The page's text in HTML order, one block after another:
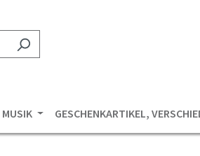
GESCHENKARTIKEL,